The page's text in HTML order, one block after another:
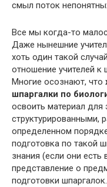
смыл поток
Все мы когда-то
Даже нынешние
хоть один такой
отношение учителей к
Многие осознают, что
шпаргалки по
освоить материал
структурированными,
определенном
подготовка по такой
знания (если они есть
представление о
подготовки